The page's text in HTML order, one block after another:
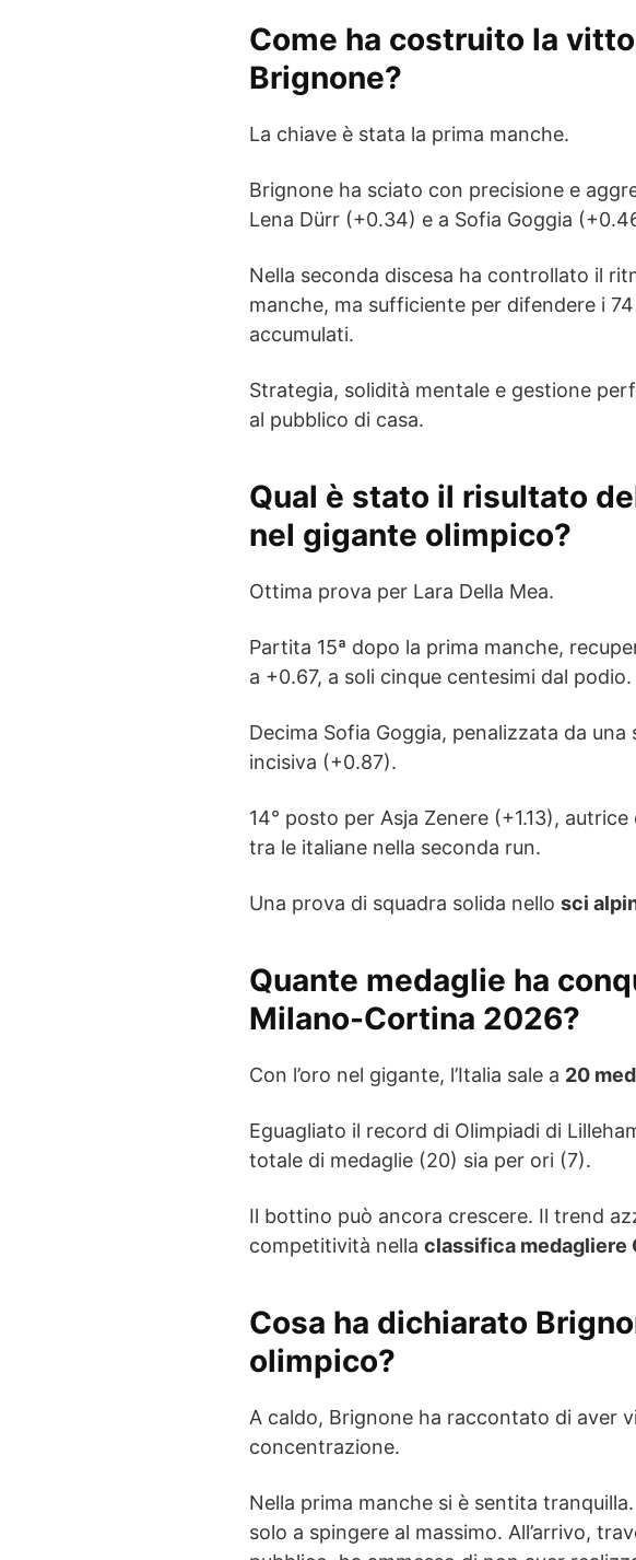
Come ha costruito la
Brignone?
La chiave è stata la prima manche.
Brignone ha sciato con precisione e
Lena Dürr (+0.34) e a Sofia Goggia
Nella seconda discesa ha controllato il
manche, ma sufficiente per difendere i
accumulati.
Strategia, solidità mentale e gestione
al pubblico di casa.
Qual è stato il risultato
nel gigante olimpico?
Ottima prova per Lara Della Mea.
Partita 15ª dopo la prima manche,
a +0.67, a soli cinque centesimi dal podio.
Decima Sofia Goggia, penalizzata da
incisiva (+0.87).
14° posto per Asja Zenere (+1.13),
tra le italiane nella seconda run.
Una prova di squadra solida nello sci
Quante medaglie ha
Milano-Cortina 2026?
Con l’oro nel gigante, l’Italia sale a 20
Eguagliato il record di Olimpiadi di
totale di medaglie (20) sia per ori (7).
Il bottino può ancora crescere. Il trend
competitività nella classifica medagliere
Cosa ha dichiarato
olimpico?
A caldo, Brignone ha raccontato di aver
concentrazione.
Nella prima manche si è sentita
solo a spingere al massimo. All’arrivo,